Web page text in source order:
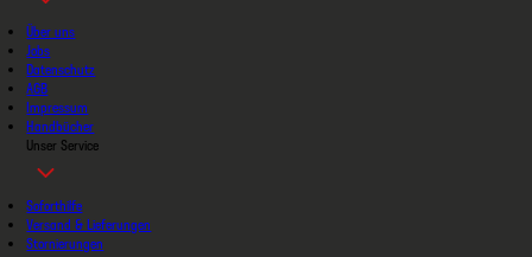
Über uns
Jobs
Datenschutz
AGB
Impressum
Handbücher
Unser Service
Soforthilfe
Versand & Lieferungen
Stornierungen